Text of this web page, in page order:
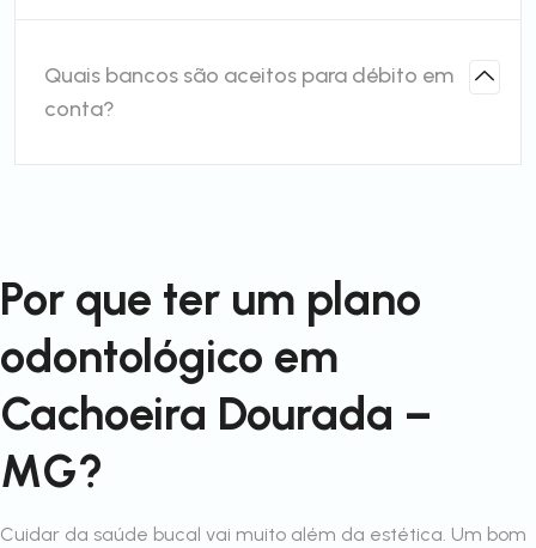
Quais bancos são aceitos para débito em
conta?
Por que ter um plano
odontológico em
Cachoeira Dourada –
MG?
Cuidar da saúde bucal vai muito além da estética. Um bom